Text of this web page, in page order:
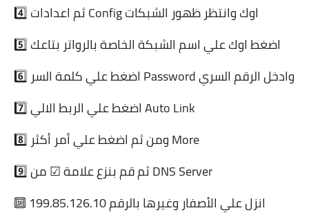
4️⃣ ثم اعدادات Config اوك وانتظر ظهور الشبكات
5️⃣ اضغط اوك علي اسم الشبكة الخاصة بالرواتر بتاعك
6️⃣ اضغط علي كلمة السر Password وادخل الرقم السري
7️⃣ اضغط علي الربط الالي Auto Link
8️⃣ ومن ثم اضغط علي أمر أكثر More
9️⃣ ثم قم بنزع علامة ☑ من DNS Server
🔟 انزل علي الأصفار وغيرها بالرقم 199.85.126.10